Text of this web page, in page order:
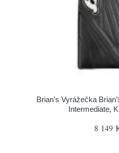
Brian’s Vyrážečka
Intermediate,
8 149